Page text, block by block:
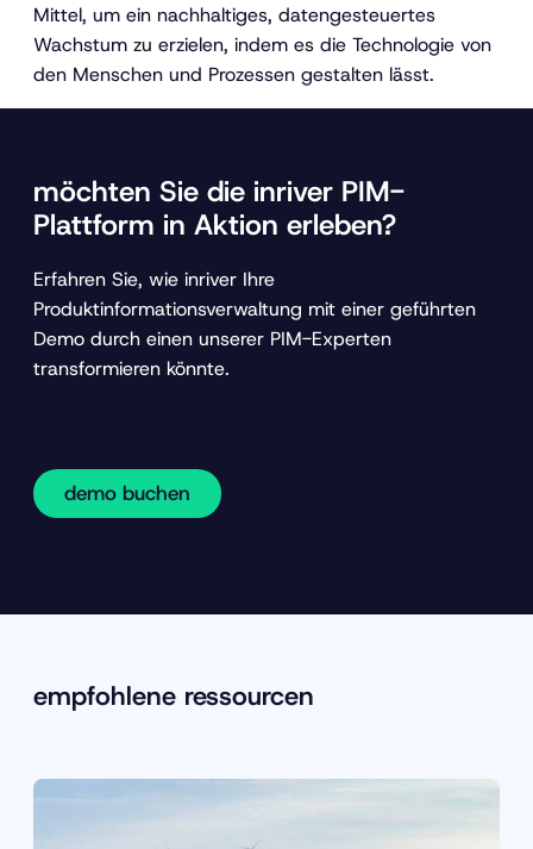
Mittel, um ein nachhaltiges, datengesteuertes
Wachstum zu erzielen, indem es die Technologie von
den Menschen und Prozessen gestalten lässt.
möchten Sie die inriver PIM-
Plattform in Aktion erleben?
Erfahren Sie, wie inriver Ihre
Produktinformationsverwaltung mit einer geführten
Demo durch einen unserer PIM-Experten
transformieren könnte.
demo buchen
empfohlene ressourcen